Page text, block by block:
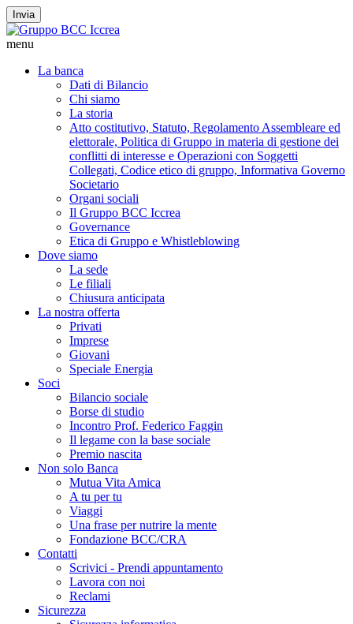
Invia
menu
La banca
Dati di Bilancio
Chi siamo
La storia
Atto costitutivo, Statuto, Regolamento Assembleare ed
elettorale, Politica di Gruppo in materia di gestione dei
conflitti di interesse e Operazioni con Soggetti
Collegati, Codice etico di gruppo, Informativa Governo
Societario
Organi sociali
Il Gruppo BCC Iccrea
Governance
Etica di Gruppo e Whistleblowing
Dove siamo
La sede
Le filiali
Chiusura anticipata
La nostra offerta
Privati
Imprese
Giovani
Speciale Energia
Soci
Bilancio sociale
Borse di studio
Incontro Prof. Federico Faggin
Il legame con la base sociale
Premio nascita
Non solo Banca
Mutua Vita Amica
A tu per tu
Viaggi
Una frase per nutrire la mente
Fondazione BCC/CRA
Contatti
Scrivici - Prendi appuntamento
Lavora con noi
Reclami
Sicurezza